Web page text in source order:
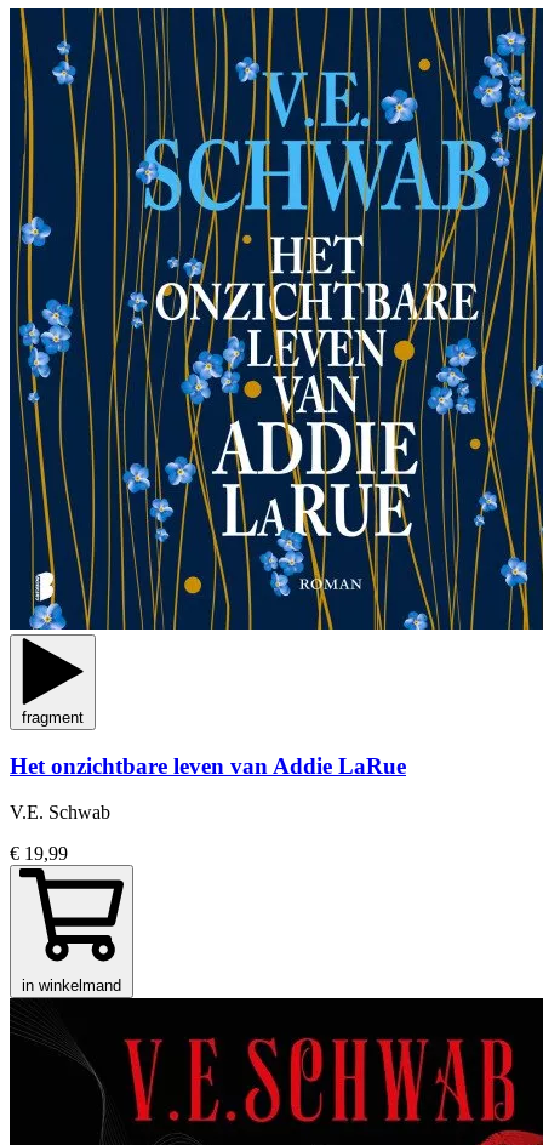
fragment
Het onzichtbare leven van Addie LaRue
V.E. Schwab
€ 19,99
in winkelmand